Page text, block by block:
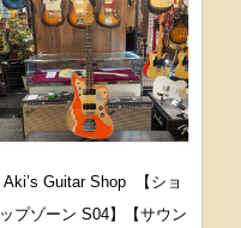
Aki’s Guitar Shop
【ショ
ップゾーン S04】【サウン